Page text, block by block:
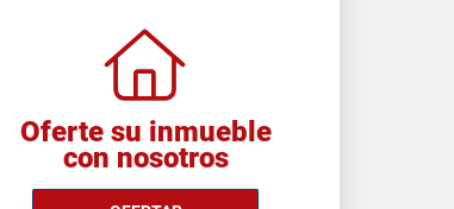
Oferte su inmueble
con nosotros